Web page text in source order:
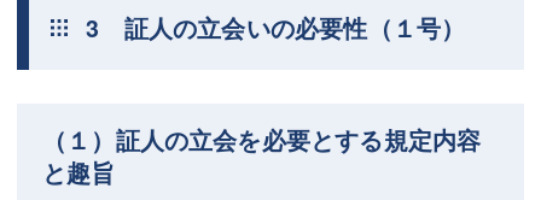
3 証人の立会いの必要性（１号）
（１）証人の立会を必要とする規定内容
と趣旨